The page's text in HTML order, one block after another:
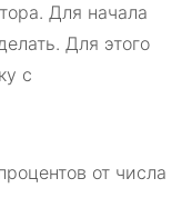
Для начала
Для этого
с
от числа